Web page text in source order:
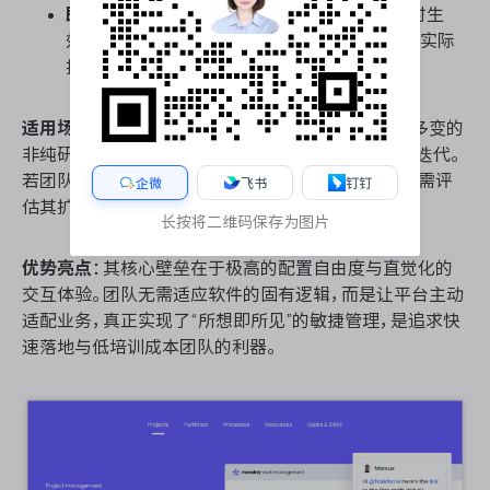
即时生效的配置反馈：字段修改与视图切换实时生
效，配置过程所见即所得，极大缩短了从部署到实际
投产的周期。
适用场景
：适用于对视觉交互要求高、业务流程灵活多变的
非纯研发团队，如市场营销、CRM跟进及轻量级产品迭代。
若团队需深度依赖复杂代码分支关联的研发场景，则需评
估其扩展插件的深度。
优势亮点 ：其核心壁垒在于极高的配置自由度与直觉化的
交互体验。团队无需适应软件的固有逻辑，而是让平台主动
适配业务，真正实现了“所想即所见”的敏捷管理，是追求快
速落地与低培训成本团队的利器。
企微 飞书 钉钉
长按将二维码保存为图片